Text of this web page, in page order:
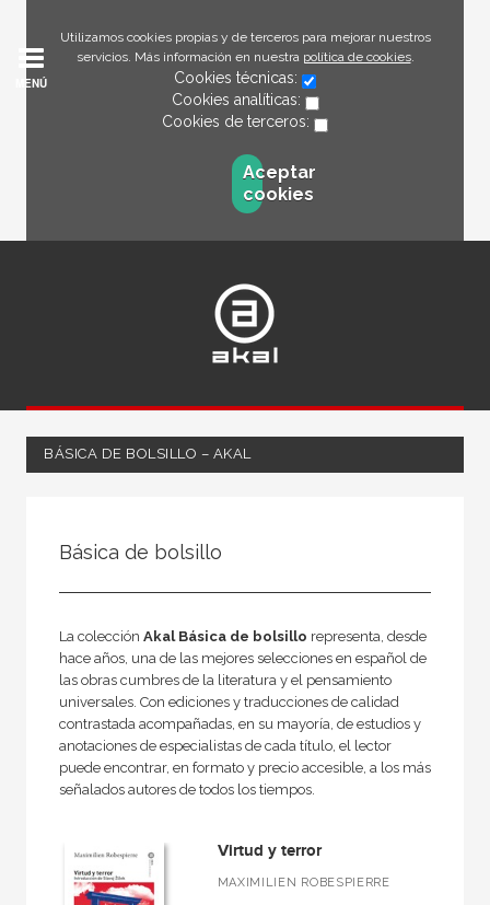
Utilizamos cookies propias y de terceros para mejorar nuestros
servicios. Más información en nuestra política de cookies.
Cookies técnicas:
Cookies analíticas:
Cookies de terceros:
Aceptar
cookies
MENÚ
BÁSICA DE BOLSILLO – AKAL
Ciencias humanas y sociales
Filosofía
MATERIAS
Estética
Ética
Moderna
Filosofía y crítica de la cultura
Básica de bolsillo
La colección Akal Básica de bolsillo representa, desde
hace años, una de las mejores selecciones en español de
las obras cumbres de la literatura y el pensamiento
universales. Con ediciones y traducciones de calidad
contrastada acompañadas, en su mayoría, de estudios y
anotaciones de especialistas de cada título, el lector
puede encontrar, en formato y precio accesible, a los más
señalados autores de todos los tiempos.
Virtud y terror
MAXIMILIEN ROBESPIERRE